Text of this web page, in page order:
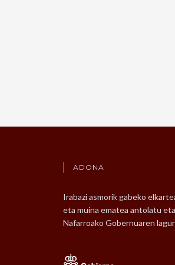
ADONA
Irabazi asmorik gabeko
eta muina ematea antolatu
Nafarroako Gobernuaren